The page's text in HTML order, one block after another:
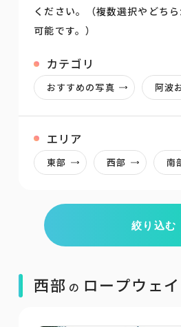
ください。（複数選択やどち
可能です。）
カテゴリ
おすすめの写真 阿波
エリア
東部 西部 南
絞り込む
西部 の ロープウェ